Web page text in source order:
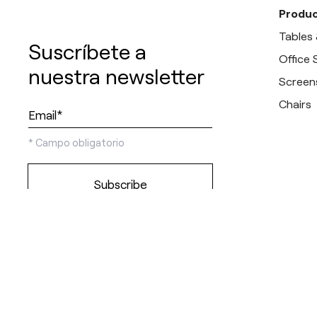
Suscríbete a
nuestra newsletter
* Campo obligatorio
Tables
Office
Chairs